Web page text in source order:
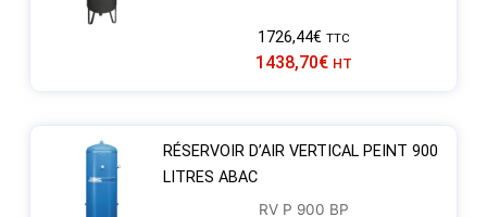
1726,44€ TTC
1438,70€ HT
RÉSERVOIR D’AIR VERTICAL PEINT 900
LITRES ABAC
RV P 900 BP